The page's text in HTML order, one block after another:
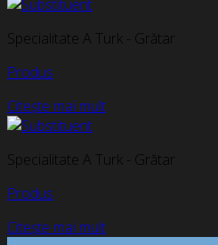
Specialitate A Turk - Grătar
Produs
Citește mai mult
Specialitate A Turk - Grătar
Produs
Citește mai mult